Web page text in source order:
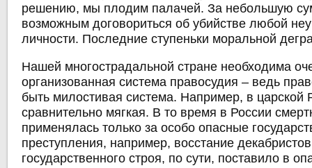
решению, мы плодим палачей. За небольшую
возможным договориться об убийстве любой
личности. Последние ступеньки моральной
Нашей многострадальной стране необходима
организованная система правосудия – ведь
быть милостивая система. Например, в царской
сравнительно мягкая. В то время в России
применялась только за особо опасные
преступления, например, восстание
государственного строя, по сути, поставило в